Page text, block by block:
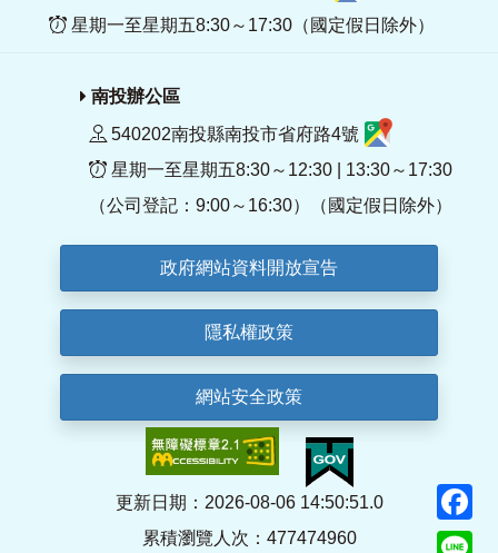
星期一至星期五8:30～17:30（國定假日除外）
南投辦公區
540202南投縣南投市省府路4號
星期一至星期五8:30～12:30 | 13:30～17:30
（公司登記：9:00～16:30）（國定假日除外）
政府網站資料開放宣告
隱私權政策
網站安全政策
更新日期：2026-08-06 14:50:51.0
累積瀏覽人次：477474960